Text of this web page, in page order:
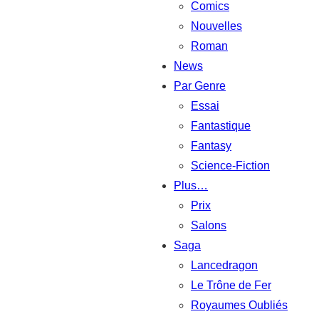
Comics
Nouvelles
Roman
News
Par Genre
Essai
Fantastique
Fantasy
Science-Fiction
Plus…
Prix
Salons
Saga
Lancedragon
Le Trône de Fer
Royaumes Oubliés